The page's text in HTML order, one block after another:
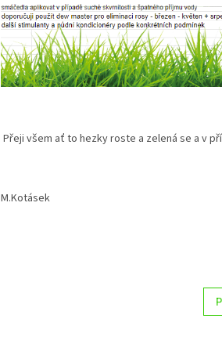
Přeji všem ať to hezky roste a zelená se a v
M.Kotásek